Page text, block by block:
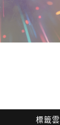
標籤雲